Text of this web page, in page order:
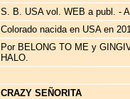
S. B. USA vol. WEB a publ. -
Colorado nacida en USA en
Por BELONG TO ME y
HALO.
CRAZY SEÑORITA